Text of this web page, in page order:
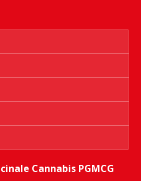
Cannabis PGMCG